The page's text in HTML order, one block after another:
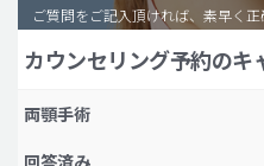
豊胸手術・バストアップ
プチ整形
ご質問をご記入頂ければ、素早く正
カウンセリング予約のキ
両顎手術
回答済み